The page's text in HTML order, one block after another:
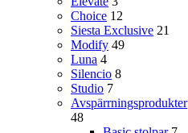
Choice 12
Siesta Exclusive 21
Modify 49
Luna 4
Silencio 8
Studio 7
Avspärrningsprodukter
48